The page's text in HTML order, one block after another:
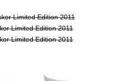
Limited Edition 2011
Limited Edition 2011
Limited Edition 2011